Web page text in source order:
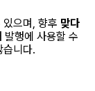
으며, 향후 맞다
발행에 사용할 수
습니다.